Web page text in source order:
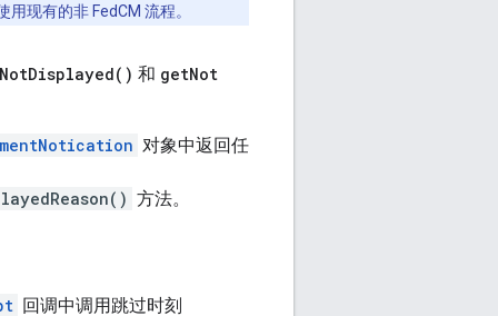
现有的非 FedCM 流程。
NotDisplayed( ) 和 getNot
对象中返回任
方法。
回调中调用跳过时刻